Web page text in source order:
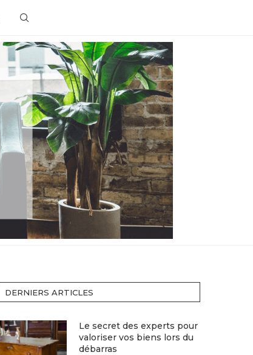
DERNIERS ARTICLES
Le secret des experts pour
valoriser vos biens lors du
débarras